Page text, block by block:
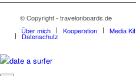
© Copyright - travelonboards.de
Über mich
Kooperation Media Kit
Datenschutz